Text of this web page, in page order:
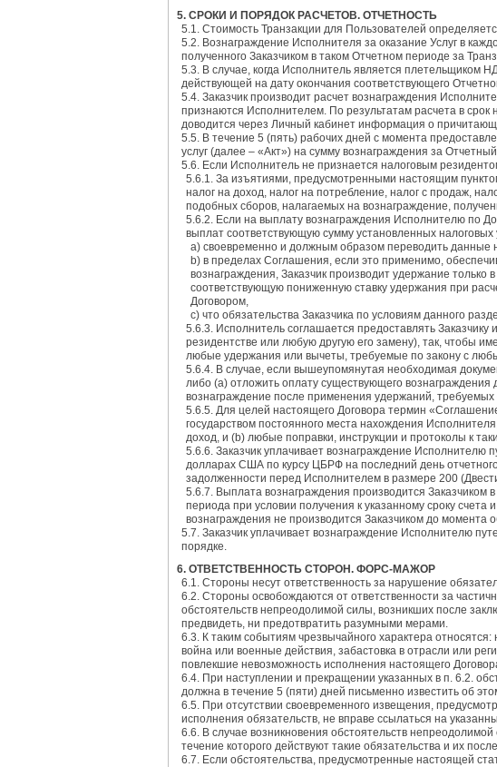
5. СРОКИ И ПОРЯДОК РАСЧЕТОВ. ОТЧЕТНОСТЬ
5.1. Стоимость Транзакции для Пользователей
5.2. Вознаграждение Исполнителя за оказание Услуг в
полученного Заказчиком в таком Отчетном периоде за
5.3. В случае, когда Исполнитель является плетельщиком
действующей на дату окончания соответствующего
5.4. Заказчик производит расчет вознаграждения
признаются Исполнителем. По результатам расчета в
доводится через Личный кабинет информация о
5.5. В течение 5 (пять) рабочих дней с момента
услуг (далее – «Акт») на сумму вознаграждения за
5.6. Если Исполнитель не признается налоговым
5.6.1. За изъятиями, предусмотренными настоящим
налог на доход, налог на потребление, налог с продаж,
подобных сборов, налагаемых на вознаграждение,
5.6.2. Если на выплату вознаграждения Исполнителю по
выплат соответствующую сумму установленных
а) своевременно и должным образом переводить данные
b) в пределах Соглашения, если это применимо,
вознаграждения, Заказчик производит удержание только
соответствующую пониженную ставку удержания при
Договором,
c) что обязательства Заказчика по условиям данного
5.6.3. Исполнитель соглашается предоставлять
резидентстве или любую другую его замену), так, чтобы
любые удержания или вычеты, требуемые по закону с
5.6.4. В случае, если вышеупомянутая необходимая
либо (а) отложить оплату существующего вознаграждения
вознаграждение после применения удержаний,
5.6.5. Для целей настоящего Договора термин
государством постоянного места нахождения
доход, и (b) любые поправки, инструкции и протоколы к
5.6.6. Заказчик уплачивает вознаграждение Исполнителю
долларах США по курсу ЦБРФ на последний день
задолженности перед Исполнителем в размере 200
5.6.7. Выплата вознаграждения производится
периода при условии получения к указанному сроку
вознаграждения не производится Заказчиком до
5.7. Заказчик уплачивает вознаграждение Исполнителю
порядке.
6. ОТВЕТСТВЕННОСТЬ СТОРОН. ФОРС-МАЖОР
6.1. Стороны несут ответственность за нарушение
6.2. Стороны освобождаются от ответственности за
обстоятельств непреодолимой силы, возникших после
предвидеть, ни предотвратить разумными мерами.
6.3. К таким событиям чрезвычайного характера
война или военные действия, забастовка в отрасли или
повлекшие невозможность исполнения настоящего
6.4. При наступлении и прекращении указанных в п. 6.2.
должна в течение 5 (пяти) дней письменно известить об
6.5. При отсутствии своевременного извещения,
исполнения обязательств, не вправе ссылаться на
6.6. В случае возникновения обстоятельств
течение которого действуют такие обязательства и их
6.7. Если обстоятельства, предусмотренные настоящей